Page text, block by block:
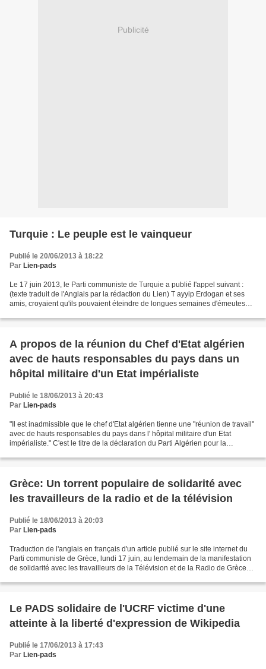
Publicité
Turquie : Le peuple est le vainqueur
Publié le 20/06/2013 à 18:22
Par Lien-pads
Le 17 juin 2013, le Parti communiste de Turquie a publié l'appel suivant :
(texte traduit de l'Anglais par la rédaction du Lien) T ayyip Erdogan et ses
amis, croyaient qu'ils pouvaient éteindre de longues semaines d'émeutes
A propos de la réunion du Chef d'Etat algérien
avec de hauts responsables du pays dans un
hôpital militaire d'un Etat impérialiste
Publié le 18/06/2013 à 20:43
Par Lien-pads
"Il est inadmissible que le chef d'Etat algérien tienne une "réunion de travail"
avec de hauts responsables du pays dans l' hôpital militaire d'un Etat
impérialiste." C'est le titre de la déclaration du Parti Algérien pour la
Grèce: Un torrent populaire de solidarité avec
les travailleurs de la radio et de la télévision
Publié le 18/06/2013 à 20:03
Par Lien-pads
Traduction de l'anglais en français d'un article publié sur le site internet du
Parti communiste de Grèce, lundi 17 juin, au lendemain de la manifestation
de solidarité avec les travailleurs de la Télévision et de la Radio de Grèce
Le PADS solidaire de l'UCRF victime d'une
atteinte à la liberté d'expression de Wikipedia
Publié le 17/06/2013 à 17:43
Par Lien-pads